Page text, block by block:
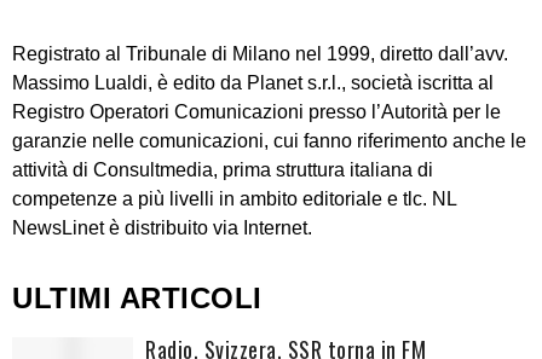
Registrato al Tribunale di Milano nel 1999, diretto dall’avv.
Massimo Lualdi, è edito da Planet s.r.l., società iscritta al
Registro Operatori Comunicazioni presso l’Autorità per le
garanzie nelle comunicazioni, cui fanno riferimento anche le
attività di Consultmedia, prima struttura italiana di
competenze a più livelli in ambito editoriale e tlc. NL
NewsLinet è distribuito via Internet.
ULTIMI ARTICOLI
Radio. Svizzera, SSR torna in FM